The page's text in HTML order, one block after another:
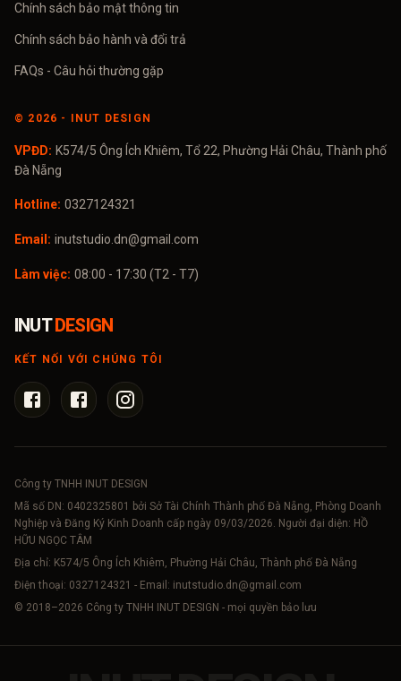
Chính sách bảo mật thông tin
Chính sách bảo hành và đổi trả
FAQs - Câu hỏi thường gặp
© 2026 - INUT DESIGN
VPĐD: K574/5 Ông Ích Khiêm, Tổ 22, Phường Hải Châu, Thành phố
Đà Nẵng
Hotline: 0327124321
Email: inutstudio.dn@gmail.com
Làm việc: 08:00 - 17:30 (T2 - T7)
INUT DESIGN
KẾT NỐI VỚI CHÚNG TÔI
Công ty TNHH INUT DESIGN
Mã số DN: 0402325801
bởi Sở Tài Chính Thành phố Đà Nẵng, Phòng Doanh
Nghiệp và Đăng Ký Kinh Doanh cấp ngày 09/03/2026. Người đại diện: HỒ
HỮU NGỌC TÂM
Địa chỉ: K574/5 Ông Ích Khiêm, Phường Hải Châu, Thành phố Đà Nẵng
Điện thoại: 0327124321 - Email: inutstudio.dn@gmail.com
© 2018–2026 Công ty TNHH INUT DESIGN - mọi quyền bảo lưu